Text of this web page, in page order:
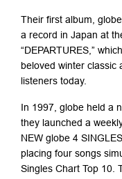
Their first album,
a record in Japan at
“DEPARTURES,”
beloved winter classic
listeners today.
In 1997, globe held a
they launched a
NEW globe 4
placing four songs
Singles Chart Top 10.